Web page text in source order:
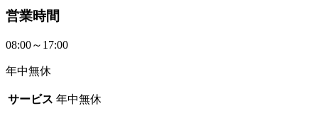
営業時間
08:00～17:00
年中無休
サービス 年中無休